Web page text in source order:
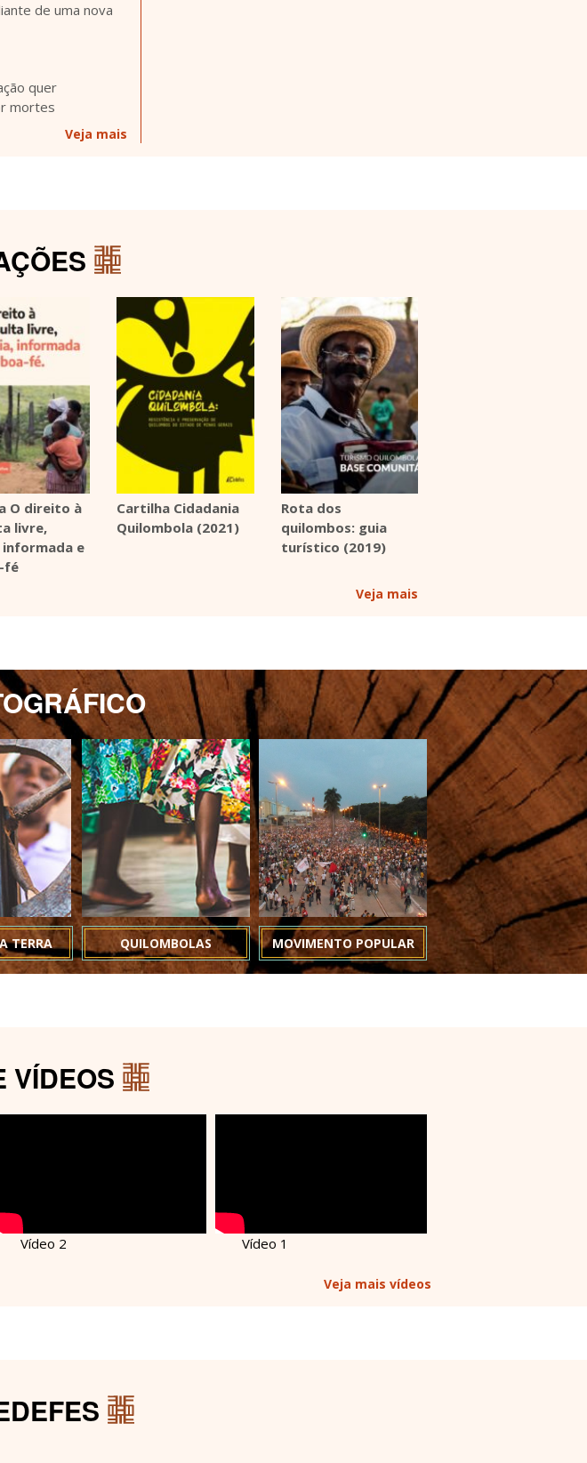
de uma nova
quer
mortes
Veja mais
O direito à
livre,
e
fé
Cartilha Cidadania
Quilombola (2021)
Rota dos
quilombos: guia
turístico (2019)
Veja mais
TERRA QUILOMBOLAS MOVIMENTO POPULAR
VÍDEOS
Vídeo 2 Vídeo 1
Veja mais vídeos